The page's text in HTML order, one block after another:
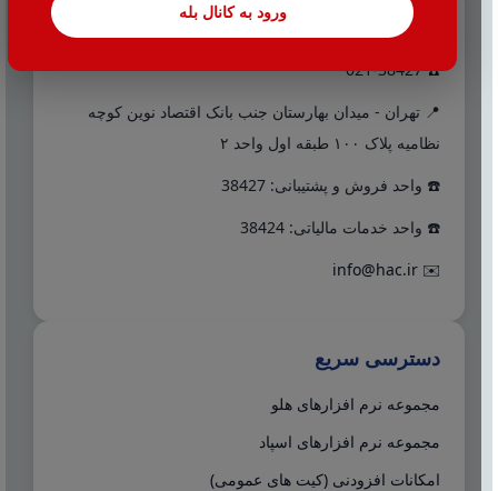
ورود به کانال بله تماس با ما
☎️ 021-38427
📍 تهران - میدان بهارستان جنب بانک اقتصاد نوین کوچه
نظامیه پلاک ۱۰۰ طبقه اول واحد ۲
☎️ واحد فروش و پشتیبانی: 38427
☎️ واحد خدمات مالیاتی: 38424
✉️
info@hac.ir
دسترسی سریع
مجموعه نرم افزارهای هلو
مجموعه نرم افزارهای اسپاد
امکانات افزودنی (کیت های عمومی)